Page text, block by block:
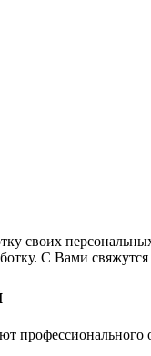
своих
С Вами